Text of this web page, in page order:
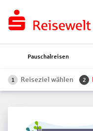
Pauschalreisen
1 Reiseziel wählen 2